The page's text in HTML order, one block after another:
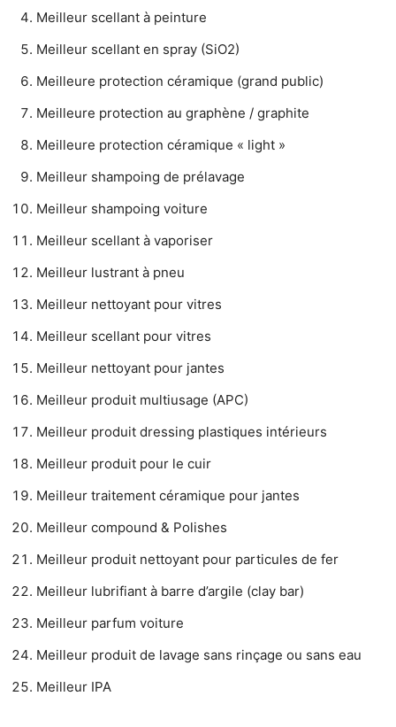
Meilleur scellant à peinture
Meilleur scellant en spray (SiO2)
Meilleure protection céramique (grand public)
Meilleure protection au graphène / graphite
Meilleure protection céramique « light »
Meilleur shampoing de prélavage
Meilleur shampoing voiture
Meilleur scellant à vaporiser
Meilleur lustrant à pneu
Meilleur nettoyant pour vitres
Meilleur scellant pour vitres
Meilleur nettoyant pour jantes
Meilleur produit multiusage (APC)
Meilleur produit dressing plastiques intérieurs
Meilleur produit pour le cuir
Meilleur traitement céramique pour jantes
Meilleur compound & Polishes
Meilleur produit nettoyant pour particules de fer
Meilleur lubrifiant à barre d’argile (clay bar)
Meilleur parfum voiture
Meilleur produit de lavage sans rinçage ou sans eau
Meilleur IPA